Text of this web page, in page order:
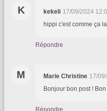
K kekeli 17/09/2024
hippi c'est comme ça
Répondre
M Marie Christine 17/
Bonjour bon post ! Bon
Répondre